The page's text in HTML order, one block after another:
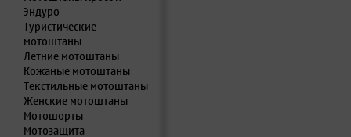
Эндуро
Туристические
мотоштаны
Летние мотоштаны
Кожаные мотоштаны
Текстильные мотоштаны
Женские мотоштаны
Мотошорты
Мотозащита